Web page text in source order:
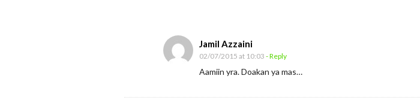
i
n
Jamil Azzaini
02/07/2015 at 10:03 - Reply
Aamiin yra. Doakan ya mas…